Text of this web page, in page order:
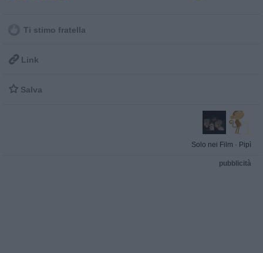
Ti stimo fratella
 Link
 Salva
Solo nei Film · Pipì
pubblicità